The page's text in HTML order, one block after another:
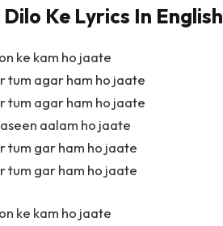
Ke Lyrics In English
ke kam ho jaate
tum agar ham ho jaate
tum agar ham ho jaate
aalam ho jaate
tum gar ham ho jaate
tum gar ham ho jaate
ke kam ho jaate